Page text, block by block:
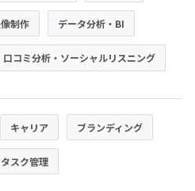
制作 データ分析・BI
口コミ分析・ソーシャルリスニング
キャリア ブランディング
タスク管理